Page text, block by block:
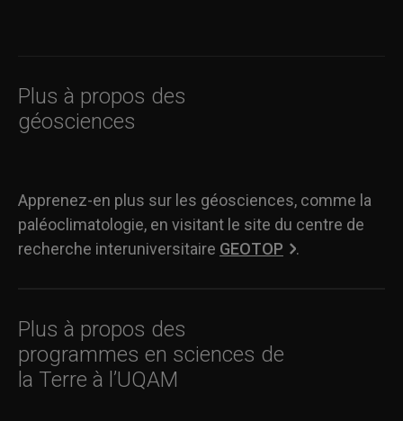
Plus à propos des
géosciences
Apprenez-en plus sur les géosciences, comme la
paléoclimatologie, en visitant le site du centre de
recherche interuniversitaire GEOTOP .
Plus à propos des
programmes en sciences de
la Terre à l’UQAM